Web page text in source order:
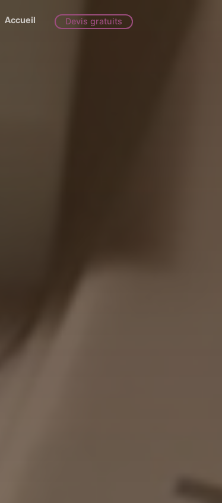
Accueil Devis gratuits